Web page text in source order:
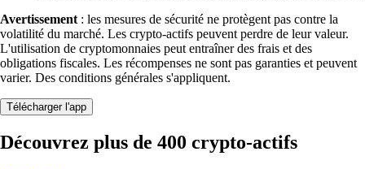
Avertissement : les mesures de sécurité ne protègent pas contre la
volatilité du marché. Les crypto-actifs peuvent perdre de leur valeur.
L'utilisation de cryptomonnaies peut entraîner des frais et des
obligations fiscales. Les récompenses ne sont pas garanties et peuvent
varier. Des conditions générales s'appliquent.
Télécharger l'app
Découvrez plus de 400 crypto-actifs